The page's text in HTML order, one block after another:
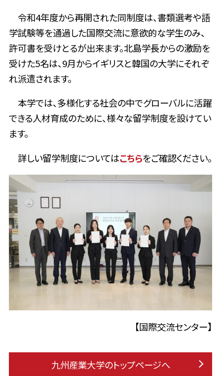
令和4年度から再開された同制度は、書類選考や語
学試験等を通過した国際交流に意欲的な学生のみ、
許可書を受けとるが出来ます。北島学長からの激励を
受けた5名は、9月からイギリスと韓国の大学にそれぞ
れ派遣されます。
本学では、多様化する社会の中でグローバルに活躍
できる人材育成のために、様々な留学制度を設けてい
ます。
詳しい留学制度についてはこちらをご確認ください。
【国際交流センター】
九州産業大学のトップページへ